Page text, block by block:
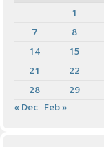
1
7
8
14
15
21
22
28
29
« Dec Feb »